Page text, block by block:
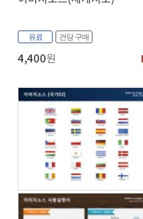
유료 건당 구매
4,400원